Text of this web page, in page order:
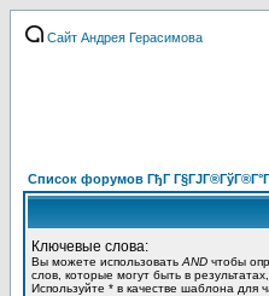
Сайт Андрея Герасимова
Список форумов ГђГ
Ключевые слова:
Вы можете использовать AND чтобы
слов, которые могут быть в
Используйте * в качестве шаблона для